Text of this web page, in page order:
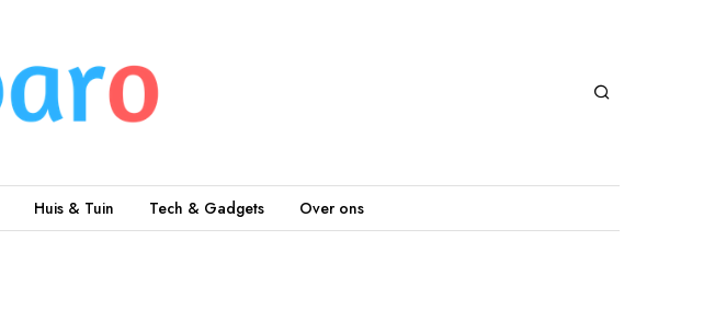
Huis & Tuin Tech & Gadgets Over ons